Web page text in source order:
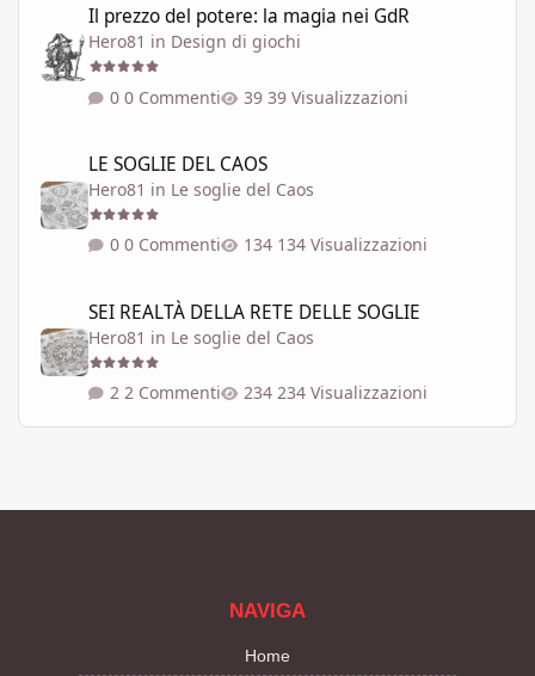
Il prezzo del potere: la magia nei GdR
Hero81 in Design di giochi
0 Commenti 39 Visualizzazioni
LE SOGLIE DEL CAOS
Hero81 in Le soglie del Caos
0 Commenti 134 Visualizzazioni
SEI REALTÀ DELLA RETE DELLE SOGLIE
Hero81 in Le soglie del Caos
2 Commenti 234 Visualizzazioni
NAVIGA
Home